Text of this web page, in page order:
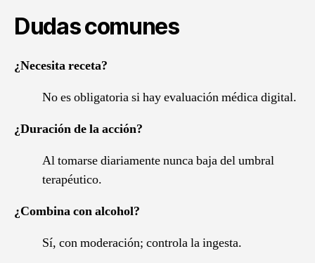
Dudas comunes
¿Necesita receta?
No es obligatoria si hay evaluación médica digital.
¿Duración de la acción?
Al tomarse diariamente nunca baja del umbral
terapéutico.
¿Combina con alcohol?
Sí, con moderación; controla la ingesta.